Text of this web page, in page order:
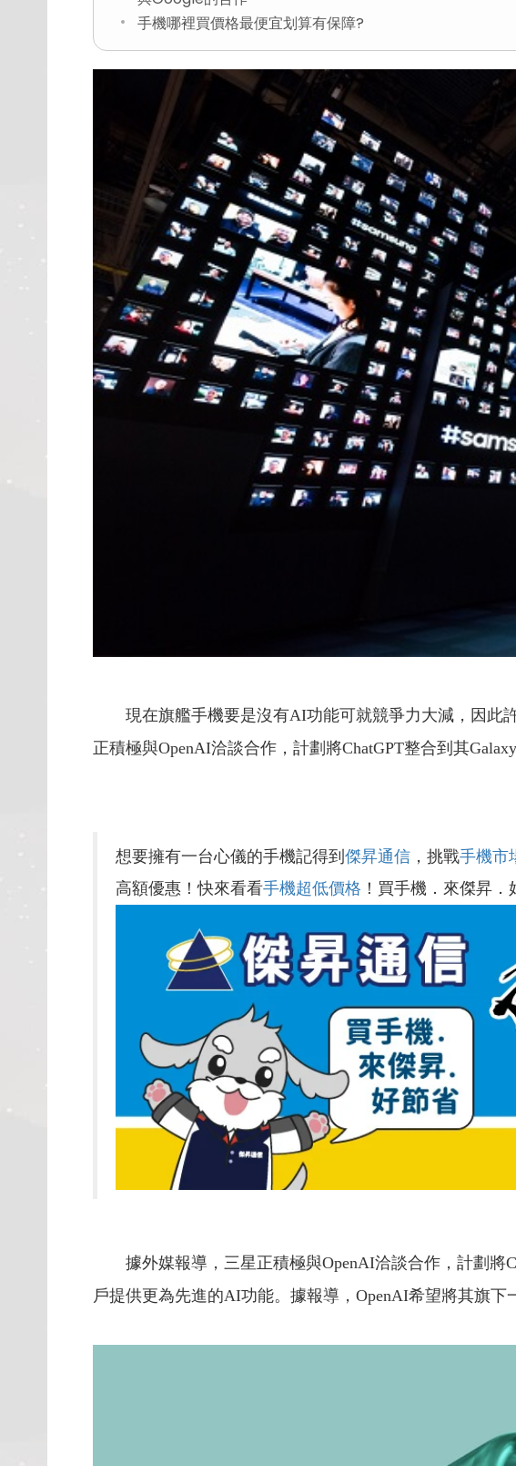
手機哪裡買價格最便宜划算有保障?
現在旗艦手機要是沒有AI功能可就競爭力大減，因此許
正積極與OpenAI洽談合作，計劃將ChatGPT整合到其
想要擁有一台心儀的手機記得到傑昇通信 ，挑戰手機市
高額優惠！快來看看手機超低價格 ！買手機．來傑昇．
據外媒報導，三星正積極與OpenAI洽談合作，計劃將
戶提供更為先進的AI功能。據報導，OpenAI希望將其旗